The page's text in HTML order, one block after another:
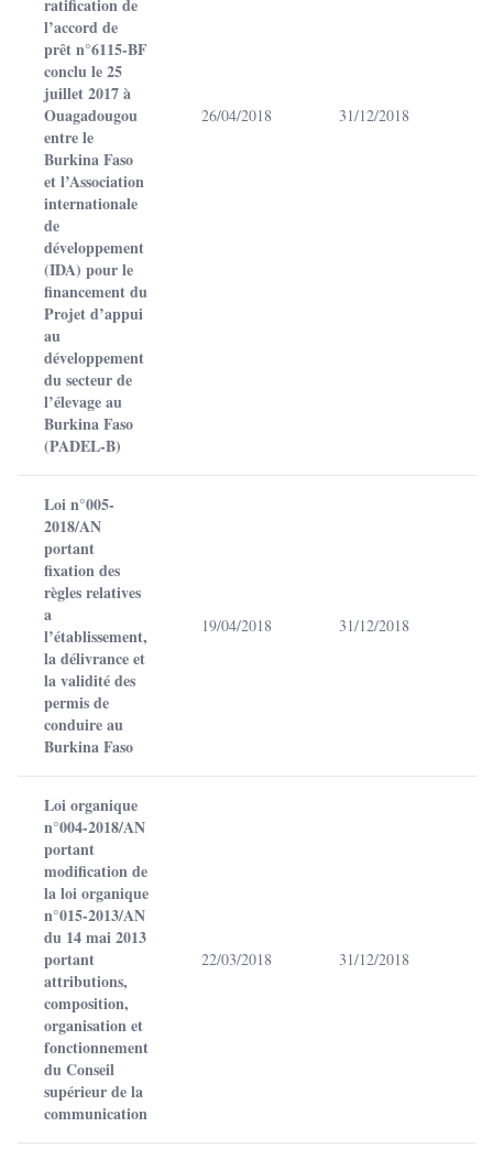
ratification de
l’accord de
prêt n°6115-BF
conclu le 25
juillet 2017 à
Ouagadougou
entre le
Burkina Faso
et l’Association
internationale
de
développement
(IDA) pour le
financement du
Projet d’appui
au
développement
du secteur de
l’élevage au
Burkina Faso
(PADEL-B)
26/04/2018 31/12/2018
Loi n°005-
2018/AN
portant
fixation des
règles relatives
a
l’établissement,
la délivrance et
la validité des
permis de
conduire au
Burkina Faso
19/04/2018 31/12/2018
Loi organique
n°004-2018/AN
portant
modification de
la loi organique
n°015-2013/AN
du 14 mai 2013
portant
attributions,
composition,
organisation et
fonctionnement
du Conseil
supérieur de la
communication
22/03/2018 31/12/2018